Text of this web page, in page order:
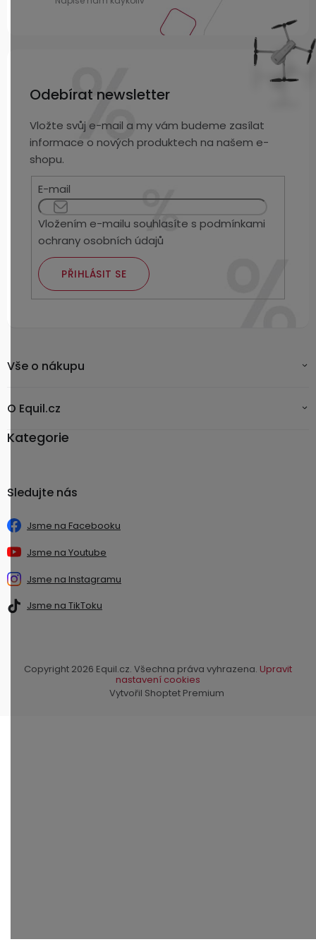
Odebírat newsletter
Vložte svůj e-mail a my vám budeme zasílat
informace o nových produktech na našem e-
shopu.
E-mail
Vložením e-mailu souhlasíte spodmínkami
ochrany osobních údajů
PŘIHLÁSIT SE
Vše o nákupu
O Equil.cz
Kategorie
Sledujte nás
Jsme na Facebooku
Jsme na Youtube
Jsme na Instagramu
Jsme na TikToku
Vytvořil Shoptet Premium
Copyright 2026 Equil.cz. Všechna práva vyhrazena. Upravit
nastavení cookies